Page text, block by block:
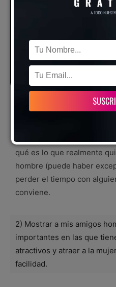
Este artículo cumple 2
1) Ayudarlas, a ustedes
qué es lo que realmente
hombre (puede haber
perder el tiempo con
conviene.
2) Mostrar a mis amigos
importantes en las que
atractivos y atraer a la
facilidad.